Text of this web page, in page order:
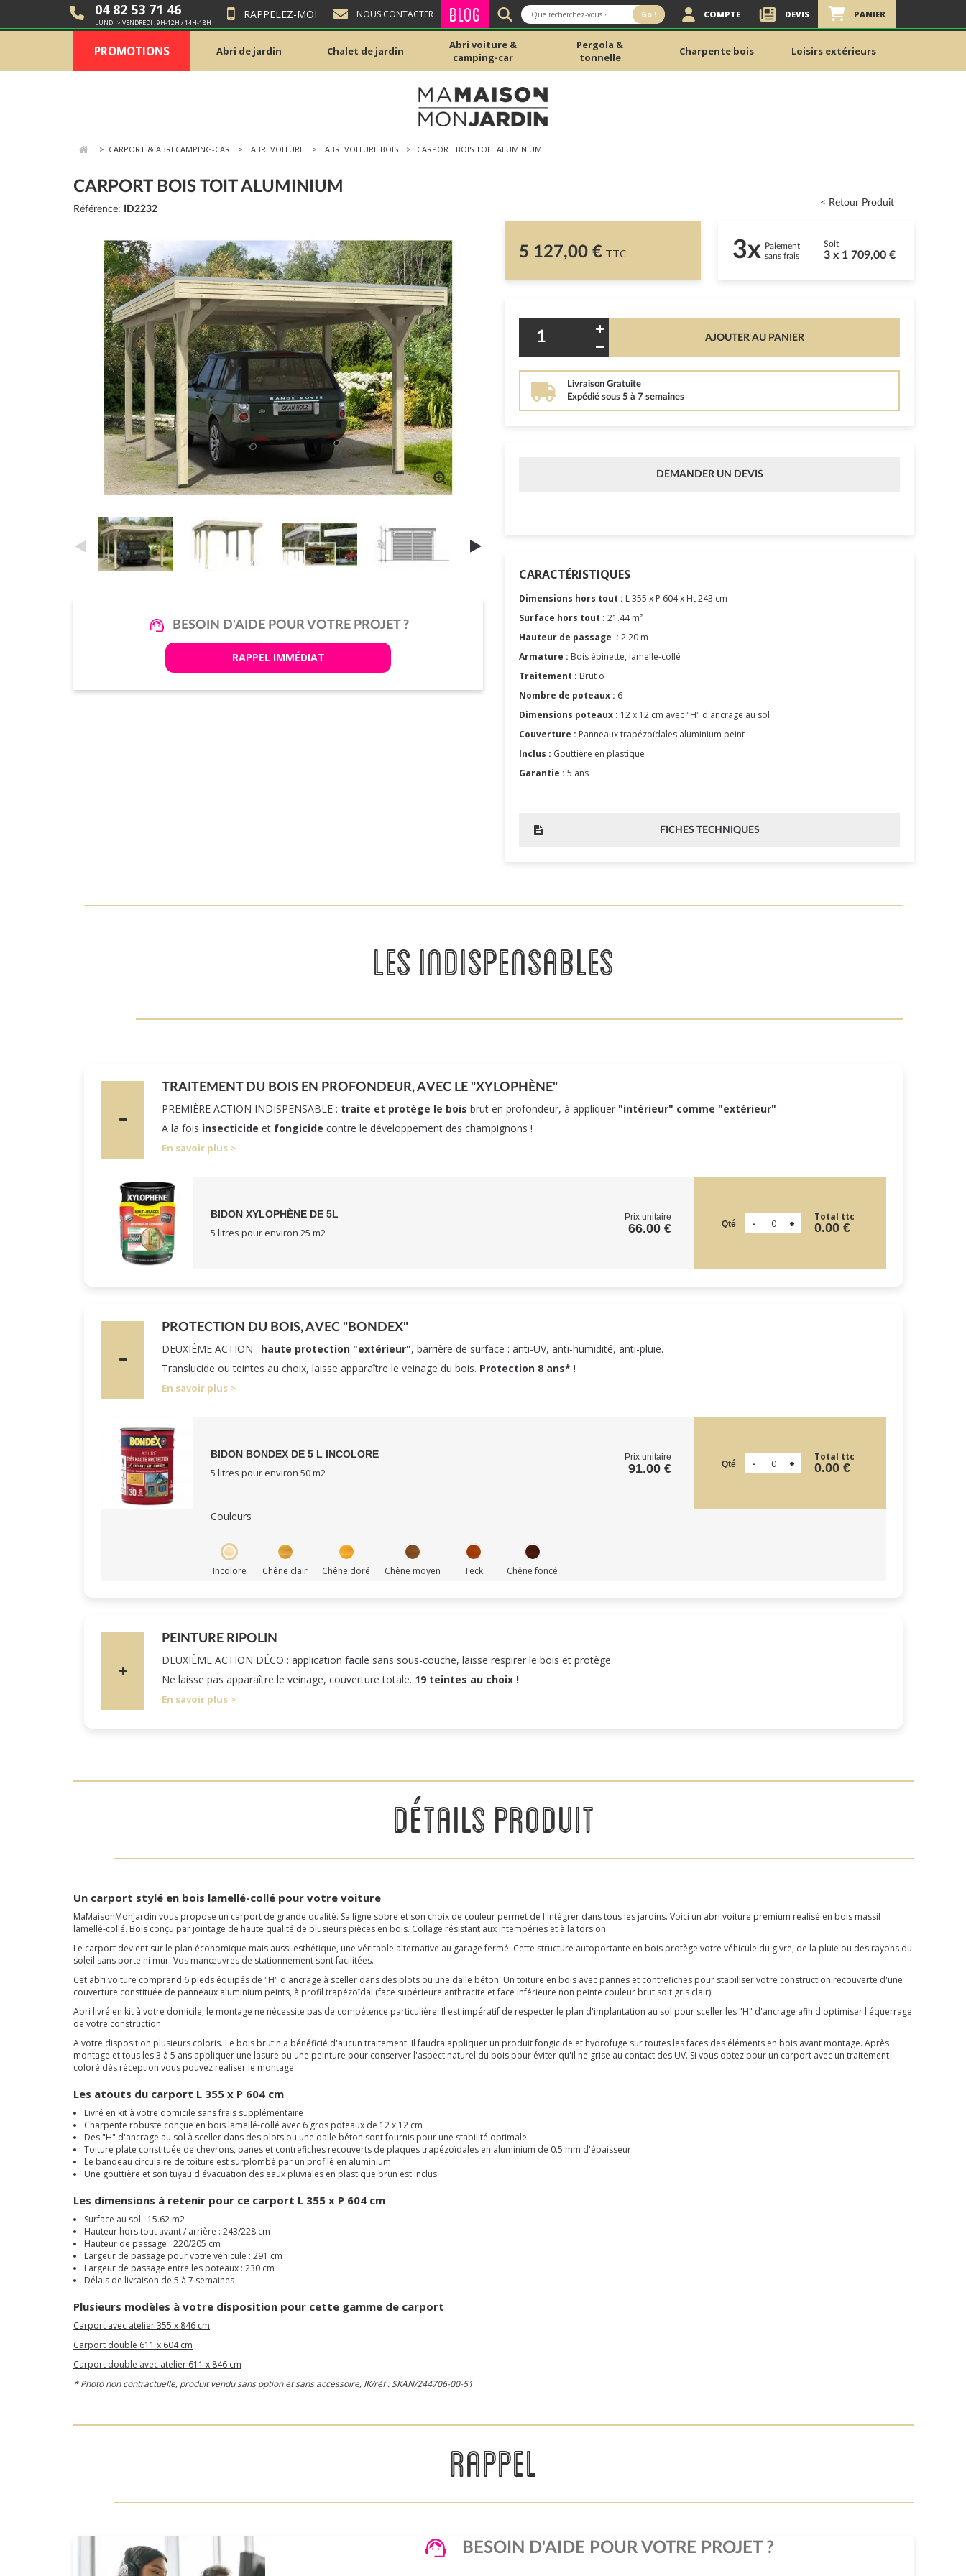
04 82 53 71 46
LUNDI > VENDREDI : 9H-12H / 14H-18H
RAPPELEZ-MOI NOUS CONTACTER BLOG Go ! COMPTE DEVIS PANIER
PROMOTIONS Abri de jardin Chalet de jardin
Abri voiture &
camping-car
Pergola &
tonnelle
Charpente bois Loisirs extérieurs
> CARPORT & ABRI CAMPING-CAR ABRI VOITURE ABRI VOITURE BOIS CARPORT BOIS TOIT ALUMINIUM
< Retour Produit
CARPORT BOIS TOIT ALUMINIUM
Référence: ID2232
BESOIN D'AIDE POUR VOTRE PROJET ?
RAPPEL IMMÉDIAT
5 127,00 € TTC 3x Paiement
sans frais
Soit
3 x 1 709,00 €
AJOUTER AU PANIER
Livraison Gratuite
Expédié sous 5 à 7 semaines
DEMANDER UN DEVIS
CARACTÉRISTIQUES
Dimensions hors tout : L 355 x P 604 x Ht 243 cm
Surface hors tout : 21.44 m²
Hauteur de passage : 2.20 m
Armature : Bois épinette, lamellé-collé
Traitement : Brut o
Nombre de poteaux : 6
Dimensions poteaux : 12 x 12 cm avec "H" d'ancrage au sol
Couverture : Panneaux trapézoïdales aluminium peint
Inclus : Gouttière en plastique
Garantie : 5 ans
FICHES TECHNIQUES
LES INDISPENSABLES
TRAITEMENT DU BOIS EN PROFONDEUR, AVEC LE "XYLOPHÈNE"
PREMIÈRE ACTION INDISPENSABLE : traite et protège le bois brut en profondeur, à appliquer "intérieur" comme "extérieur"
A la fois insecticide et fongicide contre le développement des champignons !
En savoir plus
BIDON XYLOPHÈNE DE 5L
5 litres pour environ 25 m2
Prix unitaire
66.00 € Qté
Total ttc
0.00 €
PROTECTION DU BOIS, AVEC "BONDEX"
DEUXIÈME ACTION : haute protection "extérieur", barrière de surface : anti-UV, anti-humidité, anti-pluie.
Translucide ou teintes au choix, laisse apparaître le veinage du bois. Protection 8 ans* !
En savoir plus
BIDON BONDEX DE 5 L INCOLORE
5 litres pour environ 50 m2
Prix unitaire
91.00 € Qté
Total ttc
0.00 €
Couleurs
Incolore Chêne clair Chêne doré Chêne moyen Teck Chêne foncé
PEINTURE RIPOLIN
DEUXIÈME ACTION DÉCO : application facile sans sous-couche, laisse respirer le bois et protège.
Ne laisse pas apparaître le veinage, couverture totale. 19 teintes au choix !
En savoir plus
DÉTAILS PRODUIT
Un carport stylé en bois lamellé-collé pour votre voiture
MaMaisonMonJardin vous propose un carport de grande qualité. Sa ligne sobre et son choix de couleur permet de l'intégrer dans tous les jardins. Voici un abri voiture premium réalisé en bois massif
lamellé-collé. Bois conçu par jointage de haute qualité de plusieurs pièces en bois. Collage résistant aux intempéries et à la torsion.
Le carport devient sur le plan économique mais aussi esthétique, une véritable alternative au garage fermé. Cette structure autoportante en bois protège votre véhicule du givre, de la pluie ou des rayons du
soleil sans porte ni mur. Vos manœuvres de stationnement sont facilitées.
Cet abri voiture comprend 6 pieds équipés de "H" d'ancrage à sceller dans des plots ou une dalle béton. Un toiture en bois avec pannes et contrefiches pour stabiliser votre construction recouverte d'une
couverture constituée de panneaux aluminium peints, à profil trapézoïdal (face supérieure anthracite et face inférieure non peinte couleur brut soit gris clair).
Abri livré en kit à votre domicile, le montage ne nécessite pas de compétence particulière. Il est impératif de respecter le plan d'implantation au sol pour sceller les "H" d'ancrage afin d'optimiser l'équerrage
de votre construction.
A votre disposition plusieurs coloris. Le bois brut n'a bénéficié d'aucun traitement. Il faudra appliquer un produit fongicide et hydrofuge sur toutes les faces des éléments en bois avant montage. Après
montage et tous les 3 à 5 ans appliquer une lasure ou une peinture pour conserver l'aspect naturel du bois pour éviter qu'il ne grise au contact des UV. Si vous optez pour un carport avec un traitement
coloré dès réception vous pouvez réaliser le montage.
Les atouts du carport L 355 x P 604 cm
Livré en kit à votre domicile sans frais supplémentaire
Charpente robuste conçue en bois lamellé-collé avec 6 gros poteaux de 12 x 12 cm
Des "H" d'ancrage au sol à sceller dans des plots ou une dalle béton sont fournis pour une stabilité optimale
Toiture plate constituée de chevrons, panes et contrefiches recouverts de plaques trapézoïdales en aluminium de 0.5 mm d'épaisseur
Le bandeau circulaire de toiture est surplombé par un profilé en aluminium
Une gouttière et son tuyau d'évacuation des eaux pluviales en plastique brun est inclus
Les dimensions à retenir pour ce carport L 355 x P 604 cm
Surface au sol : 15.62 m2
Hauteur hors tout avant / arrière : 243/228 cm
Hauteur de passage : 220/205 cm
Largeur de passage pour votre véhicule : 291 cm
Largeur de passage entre les poteaux : 230 cm
Délais de livraison de 5 à 7 semaines
Plusieurs modèles à votre disposition pour cette gamme de carport
Carport avec atelier 355 x 846 cm
Carport double 611 x 604 cm
Carport double avec atelier 611 x 846 cm
* Photo non contractuelle, produit vendu sans option et sans accessoire, IK/réf : SKAN/244706-00-51
RAPPEL
BESOIN D'AIDE POUR VOTRE PROJET ?